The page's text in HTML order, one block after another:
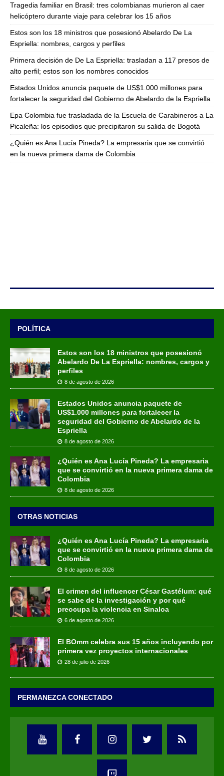
Tragedia familiar en Brasil: tres colombianas murieron al caer
helicóptero durante viaje para celebrar los 15 años
Estos son los 18 ministros que posesionó Abelardo De La
Espriella: nombres, cargos y perfiles
Primera decisión de De La Espriella: trasladan a 117 presos de
alto perfil; estos son los nombres conocidos
Estados Unidos anuncia paquete de US$1.000 millones para
fortalecer la seguridad del Gobierno de Abelardo de la Espriella
Epa Colombia fue trasladada de la Escuela de Carabineros a La
Picaleña: los episodios que precipitaron su salida de Bogotá
¿Quién es Ana Lucía Pineda? La empresaria que se convirtió
en la nueva primera dama de Colombia
POLÍTICA
Estos son los 18 ministros que posesionó
Abelardo De La Espriella: nombres, cargos y
perfiles
8 de agosto de 2026
Estados Unidos anuncia paquete de
US$1.000 millones para fortalecer la
seguridad del Gobierno de Abelardo de la
Espriella
8 de agosto de 2026
¿Quién es Ana Lucía Pineda? La empresaria
que se convirtió en la nueva primera dama de
Colombia
8 de agosto de 2026
OTRAS NOTICIAS
¿Quién es Ana Lucía Pineda? La empresaria
que se convirtió en la nueva primera dama de
Colombia
8 de agosto de 2026
El crimen del influencer César Gastélum: qué
se sabe de la investigación y por qué
preocupa la violencia en Sinaloa
6 de agosto de 2026
El BOmm celebra sus 15 años incluyendo por
primera vez proyectos internacionales
28 de julio de 2026
PERMANEZCA CONECTADO